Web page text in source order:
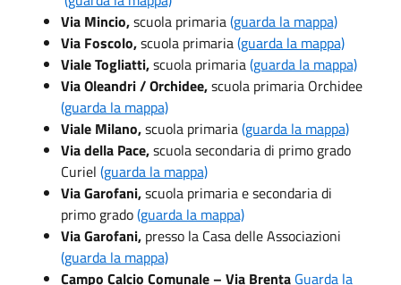
Via Mincio,scuola primaria(guarda la mappa)
Via Foscolo,scuola primaria(guarda la mappa)
Viale Togliatti,scuola primaria(guarda la mappa)
Via Oleandri / Orchidee,scuola primaria Orchidee
(guarda la mappa)
Viale Milano,scuola primaria(guarda la mappa)
Via della Pace,scuola secondaria di primo grado
Curiel (guarda la mappa)
Via Garofani,scuola primaria e secondaria di
primo grado(guarda la mappa)
Via Garofani, presso la Casa delle Associazioni
(guarda la mappa)
Campo Calcio Comunale – Via Brenta Guarda la